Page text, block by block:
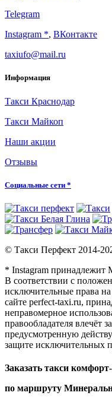
Telegram
Instagram *, ВКонтакте
taxiufo@mail.ru
Информация
Такси Краснодар
Такси Майкоп
Наши акции
Отзывы
Социальные сети *
© Такси Перфект 2014-
* Instagram принадлежит
В соответствии с
исключительные права
сайте perfect-taxi.ru,
неправомерное
правообладателя влечёт
предусмотренную
защите исключительных
Заказать такси
по маршруту